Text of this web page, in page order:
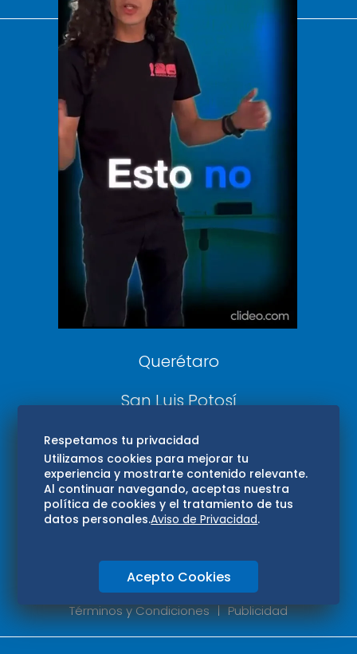
El Universal
Vive USA
Clase
De 10 sports
DeDinero
Confabulario
Aviso Oportuno
Consultas
Querétaro
San Luis Potosí
Edomex
Consultas
Hidalgo
Oaxaca
Aviso de privacidad
Directorio
Términos y Condiciones
Publicidad
Respetamos tu privacidad
Utilizamos cookies para mejorar tu
experiencia y mostrarte contenido relevante.
Al continuar navegando, aceptas nuestra
política de cookies y el tratamiento de tus
datos personales.Aviso de Privacidad.
Acepto Cookies